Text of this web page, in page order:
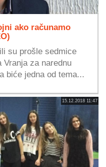
ako računamo
su prošle sedmice
Vranja za narednu
biće jedna od tema...
15.12.2018 11:47